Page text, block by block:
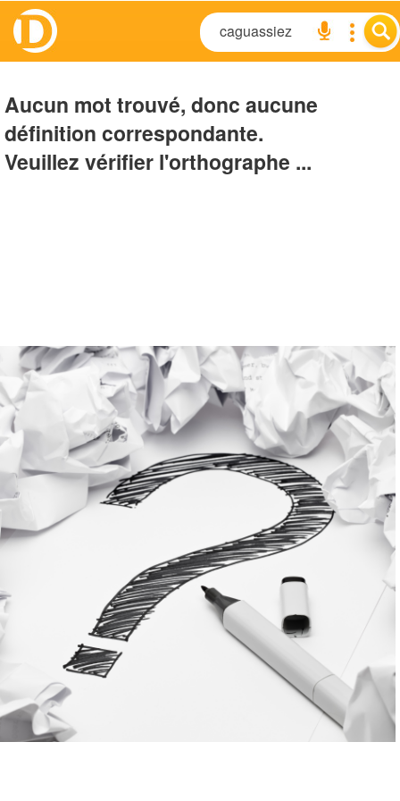
Aucun mot trouvé, donc aucune
définition correspondante.
Veuillez vérifier l'orthographe ...